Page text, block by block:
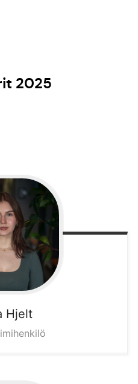
2025
Hjelt